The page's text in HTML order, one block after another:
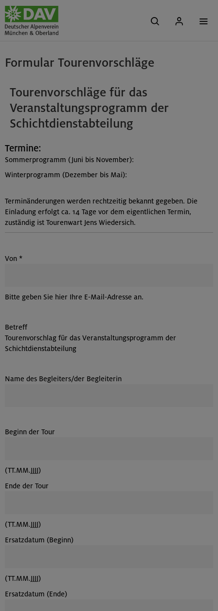
Formular Tourenvorschläge
Tourenvorschläge für das
Veranstaltungsprogramm der
Schichtdienstabteilung
Termine:
Sommerprogramm (Juni bis November):
Winterprogramm (Dezember bis Mai):
Terminänderungen werden rechtzeitig bekannt gegeben. Die
Einladung erfolgt ca. 14 Tage vor dem eigentlichen Termin,
zuständig ist Tourenwart Jens Wiedersich.
Von *
Bitte geben Sie hier Ihre E-Mail-Adresse an.
Betreff
Tourenvorschlag für das Veranstaltungsprogramm der
Schichtdienstabteilung
Name des Begleiters/der Begleiterin
Beginn der Tour
(TT.MM.JJJJ)
Ende der Tour
(TT.MM.JJJJ)
Ersatzdatum (Beginn)
(TT.MM.JJJJ)
Ersatzdatum (Ende)